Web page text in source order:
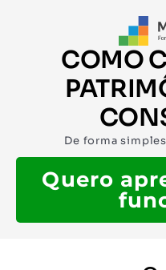
COMO
De forma
Quero